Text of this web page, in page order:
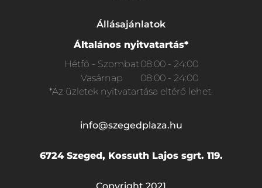
Állásajánlatok
Általános nyitvatartás*
Hétfő - Szombat 08:00 - 24:00
Vasárnap
08:00 - 24:00
*Az üzletek nyitvatartása eltérő lehet.
info@szegedplaza.hu
6724 Szeged, Kossuth Lajos sgrt. 119.
Copyright 2021